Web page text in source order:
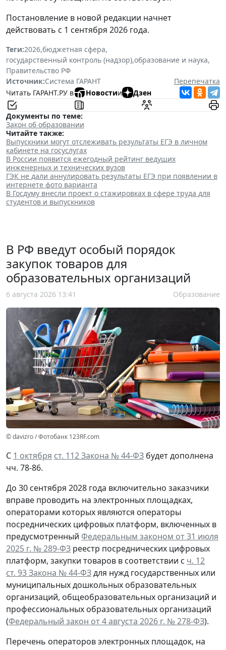
Постановление в новой редакции начнет
действовать с 1 сентября 2026 года.
Теги:2026,бюджетная сфера,
государственный контроль (надзор),образование и наука,
Правительство РФ
Источник:Система ГАРАНТ
Перепечатка
Читать ГАРАНТ.РУ в
Новостии Дзен
Документы по теме:
Закон об образовании
Читайте также:
Выпускники могут отслеживать результаты ЕГЭ в личном
кабинете на госуслугах
В России появится ежегодный рейтинг ведущих
инженерных и технических вузов
ГЭК не дали аннулировать результаты ЕГЭ при появлении в
интернете фото варианта
В Госдуму внесли проект о стажировках в сфере труда для
студентов и выпускников
В РФ введут особый порядок
закупок товаров для
образовательных организаций
6 августа 2026 13:41 Образование
© davizro / Фотобанк 123RF.com
С 1 октября ст. 112 Закона № 44-ФЗ будет дополнена
чч. 78-86.
До 30 сентября 2028 года включительно заказчики
вправе проводить на электронных площадках,
операторами которых являются операторы
посреднических цифровых платформ, включенных в
предусмотренный Федеральным законом от 31 июля
2025 г. № 289-ФЗ реестр посреднических цифровых
платформ, закупки товаров в соответствии с ч. 12
ст. 93 Закона № 44-ФЗдля нужд государственных или
муниципальных дошкольных образовательных
организаций, общеобразовательных организаций и
профессиональных образовательных организаций
(Федеральный закон от 4 августа 2026 г. № 278-ФЗ).
Перечень операторов электронных площадок, на